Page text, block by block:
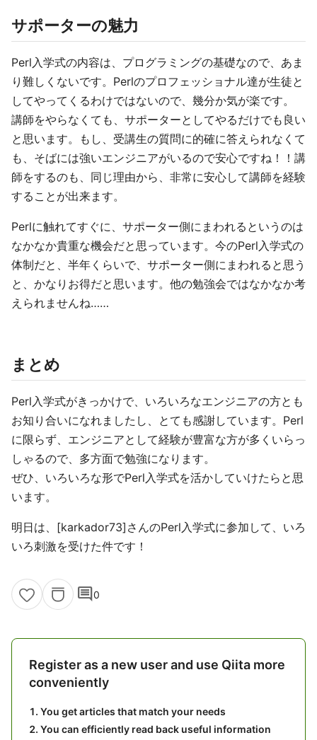
サポーターの魅力
Perl入学式の内容は、プログラミングの基礎なので、あま
り難しくないです。Perlのプロフェッショナル達が生徒と
してやってくるわけではないので、幾分か気が楽です。
講師をやらなくても、サポーターとしてやるだけでも良い
と思います。もし、受講生の質問に的確に答えられなくて
も、そばには強いエンジニアがいるので安心ですね！！講
師をするのも、同じ理由から、非常に安心して講師を経験
することが出来ます。
Perlに触れてすぐに、サポーター側にまわれるというのは
なかなか貴重な機会だと思っています。今のPerl入学式の
体制だと、半年くらいで、サポーター側にまわれると思う
と、かなりお得だと思います。他の勉強会ではなかなか考
えられませんね……
まとめ
Perl入学式がきっかけで、いろいろなエンジニアの方とも
お知り合いになれましたし、とても感謝しています。Perl
に限らず、エンジニアとして経験が豊富な方が多くいらっ
しゃるので、多方面で勉強になります。
ぜひ、いろいろな形でPerl入学式を活かしていけたらと思
います。
明日は、[karkador73]さんのPerl入学式に参加して、いろ
いろ刺激を受けた件です！
comment0
Register as a new user and use Qiita more
conveniently
You get articles that match your needs
You can efficiently read back useful information